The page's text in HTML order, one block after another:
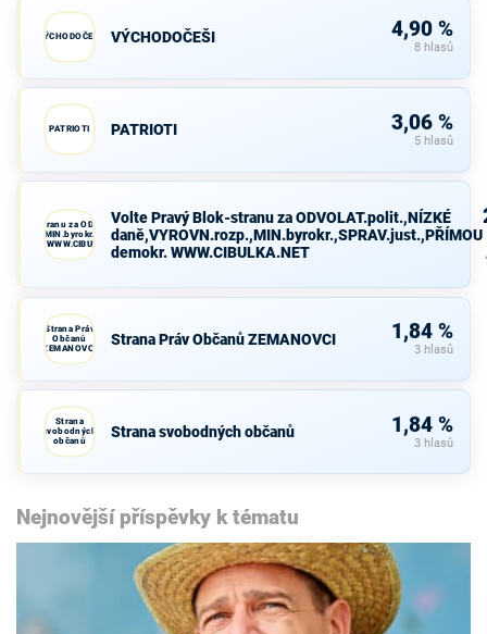
VÝCHODOČEŠI VÝCHODOČEŠI 4,90 %
8 hlasů
PATRIOTI PATRIOTI 3,06 %
5 hlasů
Blok-stranu za ODVOLAT.polit.,NÍZKÉ
demokr. WWW.CIBULKA.NET
Volte Pravý Blok-stranu za ODVOLAT.polit.,NÍZKÉ
daně,VYROVN.rozp.,MIN.byrokr.,SPRAV.just.,PŘÍMOU
demokr. WWW.CIBULKA.NET
Strana Práv
Občanů
ZEMANOVCI
Strana Práv Občanů ZEMANOVCI 1,84 %
3 hlasů
Strana
svobodných
občanů
Strana svobodných občanů 1,84 %
3 hlasů
Nejnovější příspěvky k tématu